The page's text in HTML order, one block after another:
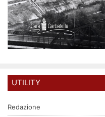
UTILITY
Redazione